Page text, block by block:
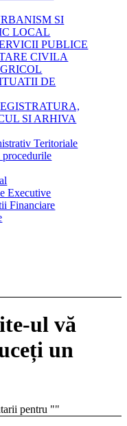
SI
LOCAL
PUBLICE
CIVILA
DE
SI ARHIVA
Teritoriale
Executive
Financiare
ul vă
un
pentru ""